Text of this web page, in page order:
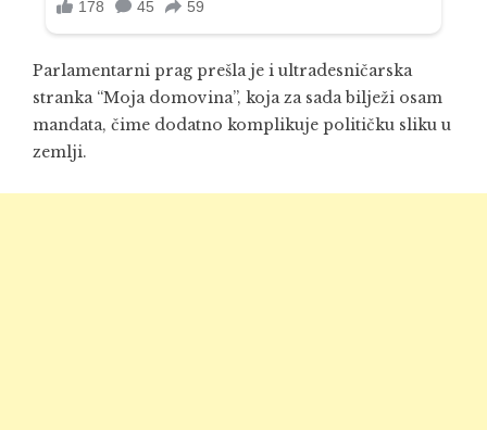
Parlamentarni prag prešla je i ultradesničarska
stranka “Moja domovina”, koja za sada bilježi osam
mandata, čime dodatno komplikuje političku sliku u
zemlji.